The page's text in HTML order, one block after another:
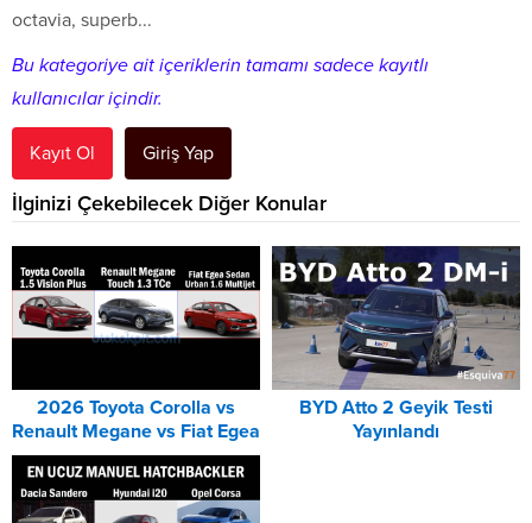
octavia, superb...
Bu kategoriye ait içeriklerin tamamı sadece kayıtlı
kullanıcılar içindir.
Kayıt Ol Giriş Yap
İlginizi Çekebilecek Diğer Konular
2026 Toyota Corolla vs
Renault Megane vs Fiat Egea
DCT Karşılaştırması
BYD Atto 2 Geyik Testi
Yayınlandı